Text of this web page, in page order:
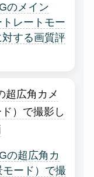
のメイン
トレートモー
対する画質評
超広角カメ
）で撮影し
の超広角カ
モード）で撮